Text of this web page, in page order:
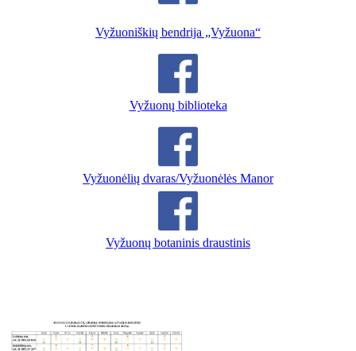
Vyžuoniškių bendrija „Vyžuona“
Vyžuonų biblioteka
Vyžuonėlių dvaras/Vyžuonėlės Manor
Vyžuonų botaninis draustinis